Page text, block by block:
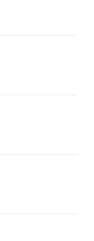
tworząc
spotkania z